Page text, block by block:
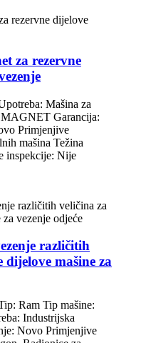
za rezervne
Mašina za
Garancija:
Primjenjive
mašina Težina
inspekcije: Nije
različitih
dijelove mašine za
Ram Tip mašine:
Industrijska
Novo Primjenjive